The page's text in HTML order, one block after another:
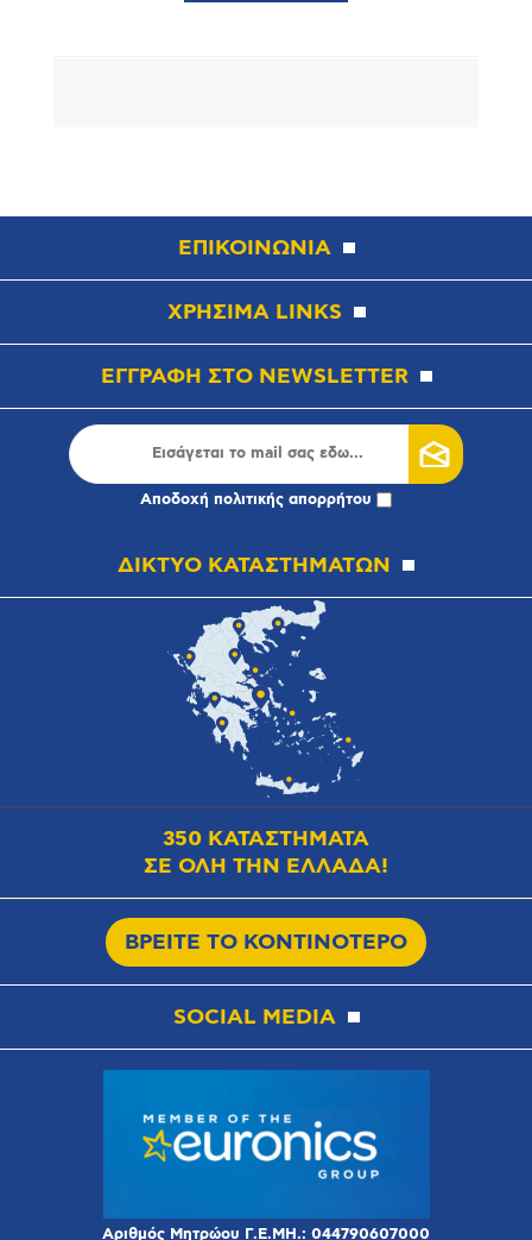
ΕΠΙΚΟΙΝΩΝΙΑ
ΧΡΗΣΙΜΑ LINKS
ΕΓΓΡΑΦΗ ΣΤΟ NEWSLETTER
Αποδοχή πολιτικής απορρήτου
ΔΙΚΤΥΟ ΚΑΤΑΣΤΗΜΑΤΩΝ
350 ΚΑΤΑΣΤΗΜΑΤΑ
ΣΕ ΟΛΗ ΤΗΝ ΕΛΛΑΔΑ!
ΒΡΕΙΤΕ ΤΟ ΚΟΝΤΙΝΟΤΕΡΟ
SOCIAL MEDIA